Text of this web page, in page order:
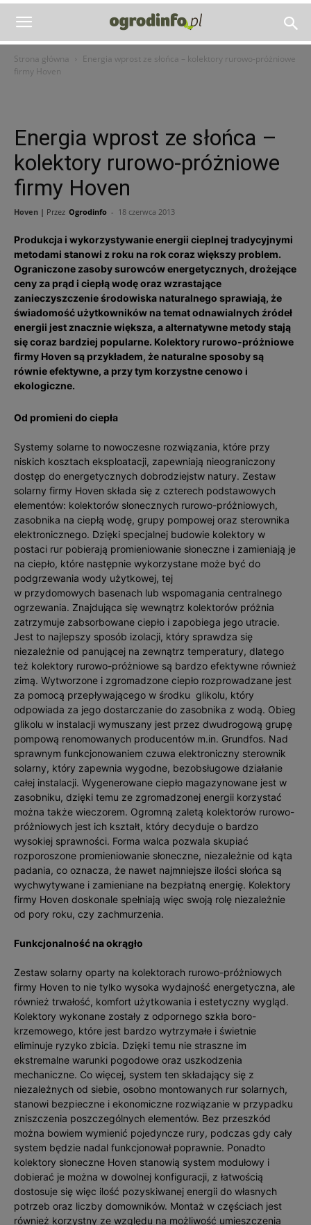
Strona główna
Energia wprost ze słońca – kolektory rurowo-próżniowe
firmy Hoven
Energia wprost ze słońca –
kolektory rurowo-próżniowe
firmy Hoven
Hoven | Przez Ogrodinfo - 18 czerwca 2013
Produkcja i wykorzystywanie energii cieplnej tradycyjnymi
metodami stanowi z roku na rok coraz większy problem.
Ograniczone zasoby surowców energetycznych, drożejące
ceny za prąd i ciepłą wodę oraz wzrastające
zanieczyszczenie środowiska naturalnego sprawiają, że
świadomość użytkowników na temat odnawialnych źródeł
energii jest znacznie większa, a alternatywne metody stają
się coraz bardziej popularne. Kolektory rurowo-próżniowe
firmy Hoven są przykładem, że naturalne sposoby są
równie efektywne, a przy tym korzystne cenowo i
ekologiczne.
Od promieni do ciepła
Systemy solarne to nowoczesne rozwiązania, które przy
niskich kosztach eksploatacji, zapewniają nieograniczony
dostęp do energetycznych dobrodziejstw natury. Zestaw
solarny firmy Hoven składa się z czterech podstawowych
elementów: kolektorów słonecznych rurowo-próżniowych,
zasobnika na ciepłą wodę, grupy pompowej oraz sterownika
elektronicznego. Dzięki specjalnej budowie kolektory w
postaci rur pobierają promieniowanie słoneczne i zamieniają je
na ciepło, które następnie wykorzystane może być do
podgrzewania wody użytkowej, tej
w przydomowych basenach lub wspomagania centralnego
ogrzewania. Znajdująca się wewnątrz kolektorów próżnia
zatrzymuje zabsorbowane ciepło i zapobiega jego utracie.
Jest to najlepszy sposób izolacji, który sprawdza się
niezależnie od panującej na zewnątrz temperatury, dlatego
też kolektory rurowo-próżniowe są bardzo efektywne również
zimą. Wytworzone i zgromadzone ciepło rozprowadzane jest
za pomocą przepływającego w środku glikolu, który
odpowiada za jego dostarczanie do zasobnika z wodą. Obieg
glikolu w instalacji wymuszany jest przez dwudrogową grupę
pompową renomowanych producentów m.in. Grundfos. Nad
sprawnym funkcjonowaniem czuwa elektroniczny sterownik
solarny, który zapewnia wygodne, bezobsługowe działanie
całej instalacji. Wygenerowane ciepło magazynowane jest w
zasobniku, dzięki temu ze zgromadzonej energii korzystać
można także wieczorem. Ogromną zaletą kolektorów rurowo-
próżniowych jest ich kształt, który decyduje o bardzo
wysokiej sprawności. Forma walca pozwala skupiać
rozporoszone promieniowanie słoneczne, niezależnie od kąta
padania, co oznacza, że nawet najmniejsze ilości słońca są
wychwytywane i zamieniane na bezpłatną energię. Kolektory
firmy Hoven doskonale spełniają więc swoją rolę niezależnie
od pory roku, czy zachmurzenia.
Funkcjonalność na okrągło
Zestaw solarny oparty na kolektorach rurowo-próżniowych
firmy Hoven to nie tylko wysoka wydajność energetyczna, ale
również trwałość, komfort użytkowania i estetyczny wygląd.
Kolektory wykonane zostały z odpornego szkła boro-
krzemowego, które jest bardzo wytrzymałe i świetnie
eliminuje ryzyko zbicia. Dzięki temu nie straszne im
ekstremalne warunki pogodowe oraz uszkodzenia
mechaniczne. Co więcej, system ten składający się z
niezależnych od siebie, osobno montowanych rur solarnych,
stanowi bezpieczne i ekonomiczne rozwiązanie w przypadku
zniszczenia poszczególnych elementów. Bez przeszkód
można bowiem wymienić pojedyncze rury, podczas gdy cały
system będzie nadal funkcjonował poprawnie. Ponadto
kolektory słoneczne Hoven stanowią system modułowy i
dobierać je można w dowolnej konfiguracji, z łatwością
dostosuje się więc ilość pozyskiwanej energii do własnych
potrzeb oraz liczby domowników. Montaż w częściach jest
również korzystny ze względu na możliwość umieszczenia